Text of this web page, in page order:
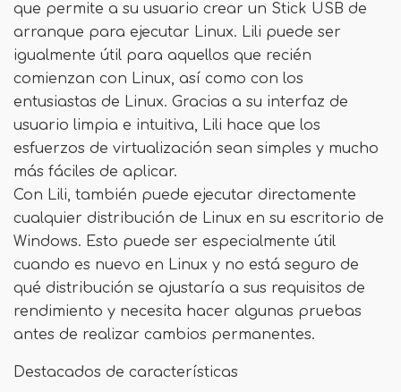
que permite a su usuario crear un Stick USB de
arranque para ejecutar Linux. Lili puede ser
igualmente útil para aquellos que recién
comienzan con Linux, así como con los
entusiastas de Linux. Gracias a su interfaz de
usuario limpia e intuitiva, Lili hace que los
esfuerzos de virtualización sean simples y mucho
más fáciles de aplicar.
Con Lili, también puede ejecutar directamente
cualquier distribución de Linux en su escritorio de
Windows. Esto puede ser especialmente útil
cuando es nuevo en Linux y no está seguro de
qué distribución se ajustaría a sus requisitos de
rendimiento y necesita hacer algunas pruebas
antes de realizar cambios permanentes.
Destacados de características